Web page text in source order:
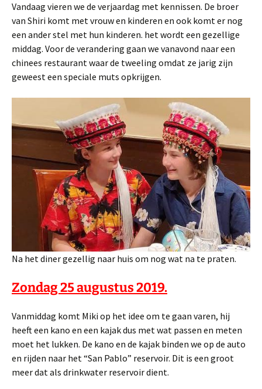
Vandaag vieren we de verjaardag met kennissen. De broer
van Shiri komt met vrouw en kinderen en ook komt er nog
een ander stel met hun kinderen. het wordt een gezellige
middag. Voor de verandering gaan we vanavond naar een
chinees restaurant waar de tweeling omdat ze jarig zijn
geweest een speciale muts opkrijgen.
Na het diner gezellig naar huis om nog wat na te praten.
Zondag 25 augustus 2019.
Vanmiddag komt Miki op het idee om te gaan varen, hij
heeft een kano en een kajak dus met wat passen en meten
moet het lukken. De kano en de kajak binden we op de auto
en rijden naar het “San Pablo” reservoir. Dit is een groot
meer dat als drinkwater reservoir dient.